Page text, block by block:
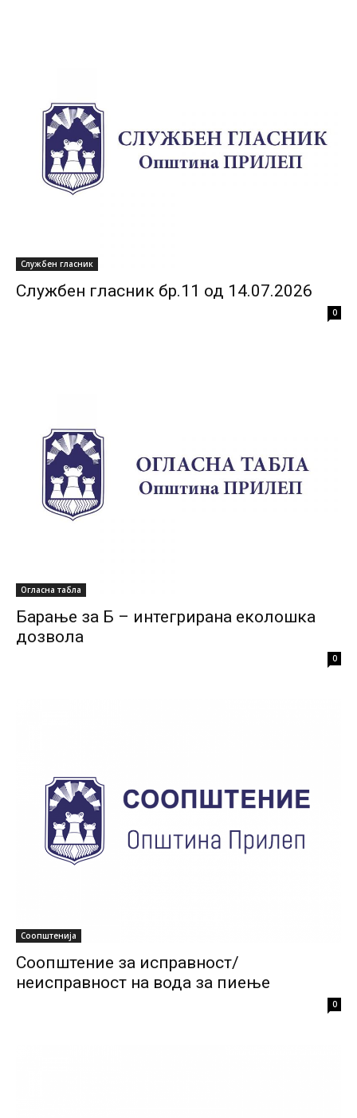
Службен гласник
Службен гласник бр.11 од 14.07.2026
0
Огласна табла
Барање за Б – интегрирана еколошка
дозвола
0
Соопштенија
Соопштение за исправност/
неисправност на вода за пиење
0